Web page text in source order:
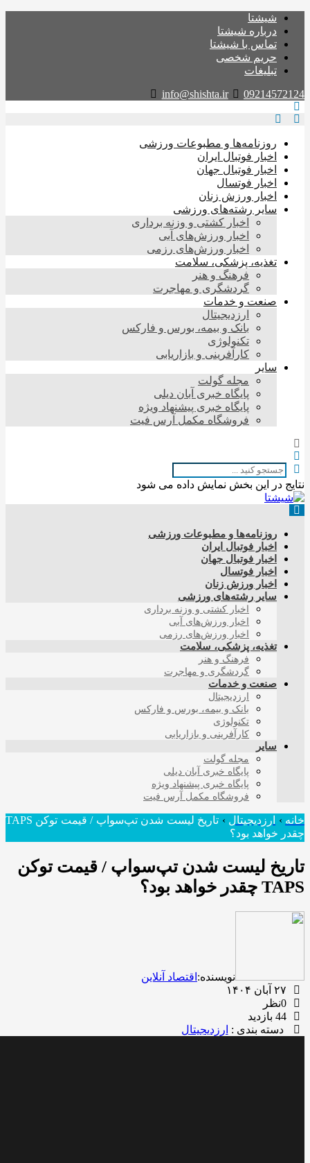
شیشتا
درباره شیشتا
تماس با شیشتا
حریم شخصی
تبلیغات
09214572124
info@shishta.ir
روزنامه‌ها و مطبوعات ورزشی
اخبار فوتبال ایران
اخبار فوتبال جهان
اخبار فوتسال
اخبار ورزش زنان
سایر رشته‌های ورزشی
اخبار کشتی و وزنه برداری
اخبار ورزش‌های آبی
اخبار ورزش‌های رزمی
تغذیه، پزشکی، سلامت
فرهنگ و هنر
گردشگری و مهاجرت
صنعت و خدمات
ارزدیجیتال
بانک و بیمه، بورس و فارکس
تکنولوژی
کارآفرینی و بازاریابی
سایر
مجله گولت
پایگاه خبری آبان دیلی
پایگاه خبری پیشنهاد ویژه
فروشگاه مکمل آرس فیت
نتایج در این بخش نمایش داده می شود
روزنامه‌ها و مطبوعات ورزشی
اخبار فوتبال ایران
اخبار فوتبال جهان
اخبار فوتسال
اخبار ورزش زنان
سایر رشته‌های ورزشی
اخبار کشتی و وزنه برداری
اخبار ورزش‌های آبی
اخبار ورزش‌های رزمی
تغذیه، پزشکی، سلامت
فرهنگ و هنر
گردشگری و مهاجرت
صنعت و خدمات
ارزدیجیتال
بانک و بیمه، بورس و فارکس
تکنولوژی
کارآفرینی و بازاریابی
سایر
مجله گولت
پایگاه خبری آبان دیلی
پایگاه خبری پیشنهاد ویژه
فروشگاه مکمل آرس فیت
خانه › ارزدیجیتال ›
تاریخ لیست شدن تپ‌سواپ / قیمت توکن TAPS
چقدر خواهد بود؟
تاریخ لیست شدن تپ‌سواپ / قیمت توکن
TAPS چقدر خواهد بود؟
نویسنده: اقتصاد آنلاین
0نظر
44 بازدید
دسته بندی : ارزدیجیتال